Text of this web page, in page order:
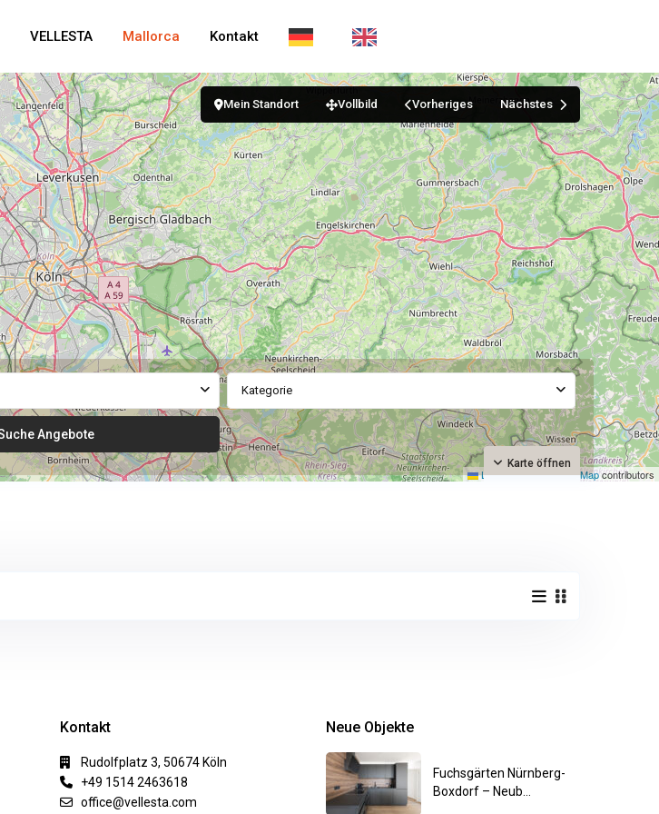
VELLESTA Mallorca Kontakt
Leaflet|©OpenStreetMapcontributors
Karte öffnen
Mein Standort Vollbild Vorheriges Nächstes
Kategorie
Kontakt
Rudolfplatz 3, 50674 Köln
+49 1514 2463618
office@vellesta.com
Neue Objekte
Fuchsgärten Nürnberg-
Boxdorf – Neub...